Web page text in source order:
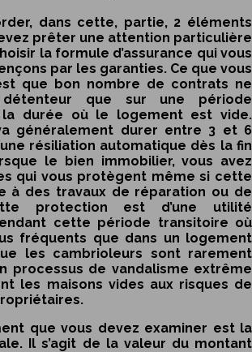
dans cette, partie, 2 éléments
prêter une attention particulière
la formule d’assurance qui vous
par les garanties. Ce que vous
que bon nombre de contrats ne
que sur une période
durée où le logement est vide.
généralement durer entre 3 et 6
résiliation automatique dès la fin
le bien immobilier, vous avez
qui vous protègent même si cette
à des travaux de réparation ou de
protection est d’une utilité
cette période transitoire où
fréquents que dans un logement
les cambrioleurs sont rarement
processus de vandalisme extrême
les maisons vides aux risques de
que vous devez examiner est la
Il s’agit de la valeur du montant